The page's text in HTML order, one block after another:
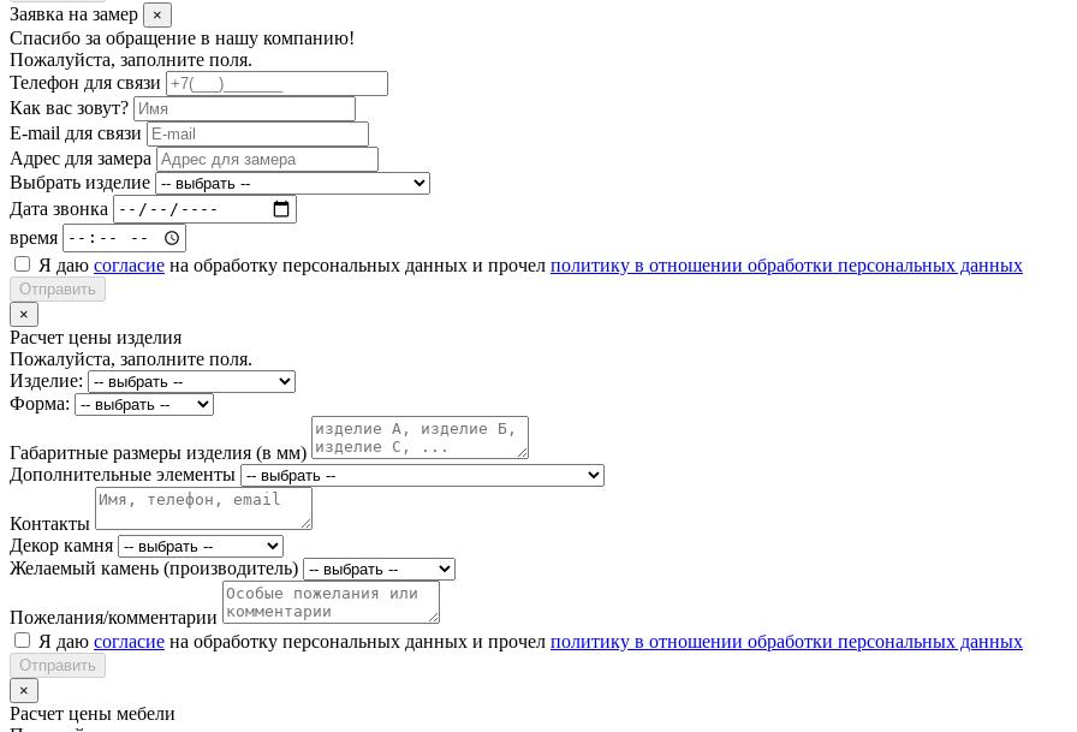
Заявка на замер ×
Спасибо за обращение в нашу компанию!
Пожалуйста, заполните поля.
Телефон для связи
Как вас зовут?
E-mail для связи
Адрес для замера
Выбрать изделие
Дата звонка
время
Я даю согласие на обработку персональных данных и прочел политику в отношении обработки персональных данных
Отправить
×
Расчет цены изделия
Пожалуйста, заполните поля.
Изделие:
Форма:
Габаритные размеры изделия (в мм)
Дополнительные элементы
Контакты
Декор камня
Желаемый камень (производитель)
Пожелания/комментарии
Я даю согласие на обработку персональных данных и прочел политику в отношении обработки персональных данных
Отправить
×
Расчет цены мебели